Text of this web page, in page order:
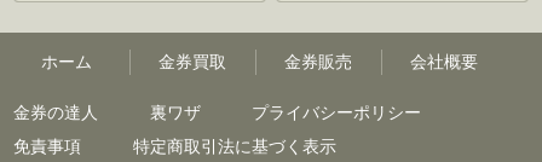
ホーム 金券買取 金券販売 会社概要
金券の達人 裏ワザ
プライバシーポリシー
免責事項
特定商取引法に基づく表示